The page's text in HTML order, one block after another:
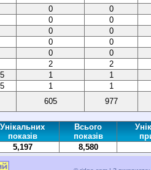
0
0
0
0
0
0
0
0
0
0
2
2
1
1
1
1
605 977
Унікальних
показів
Всього
показів
5,197 8,580